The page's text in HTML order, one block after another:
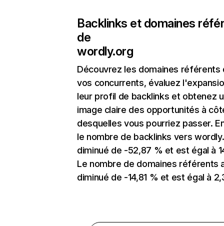
Backlinks et domaines
de
wordly.org
Découvrez les domaines référents
vos concurrents, évaluez
leur profil de backlinks et obtenez
image claire des opportunités à
desquelles vous pourriez passer.
le nombre de backlinks vers
diminué de -52,87 % et est égal à
Le nombre de domaines référents
diminué de -14,81 % et est égal à